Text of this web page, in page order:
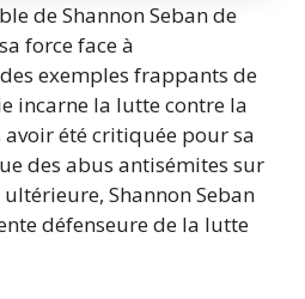
de Shannon Seban de
force face à
exemples frappants de
incarne la lutte contre la
avoir été critiquée pour sa
des abus antisémites sur
Shannon Seban
défenseure de la lutte